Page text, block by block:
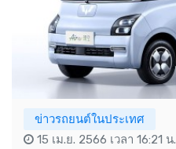
ข่าวรถยนต์ในประเทศ
15 เม.ย. 2566 เวลา 16:21 น.